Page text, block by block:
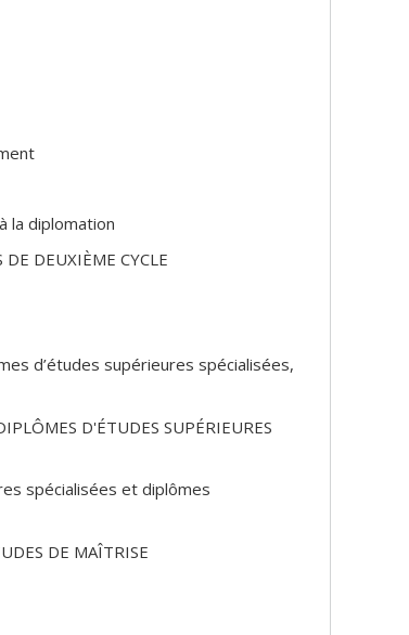
la diplomation
DEUXIÈME CYCLE
d’études supérieures spécialisées,
D'ÉTUDES SUPÉRIEURES
spécialisées et diplômes
DE MAÎTRISE